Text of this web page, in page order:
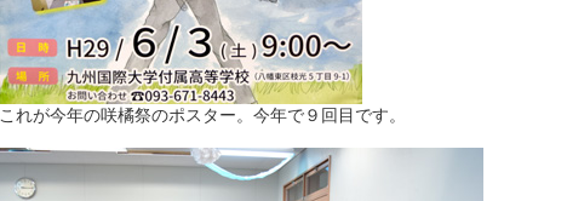
これが今年の咲橘祭のポスター。今年で９回目です。